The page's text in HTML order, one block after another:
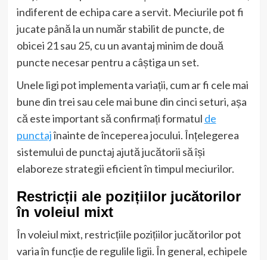
indiferent de echipa care a servit. Meciurile pot fi
jucate până la un număr stabilit de puncte, de
obicei 21 sau 25, cu un avantaj minim de două
puncte necesar pentru a câștiga un set.
Unele ligi pot implementa variații, cum ar fi cele mai
bune din trei sau cele mai bune din cinci seturi, așa
că este important să confirmați formatul de
punctajînainte de începerea jocului. Înțelegerea
sistemului de punctaj ajută jucătorii să își
elaboreze strategii eficient în timpul meciurilor.
Restricții ale pozițiilor jucătorilor
în voleiul mixt
În voleiul mixt, restricțiile pozițiilor jucătorilor pot
varia în funcție de regulile ligii. În general, echipele